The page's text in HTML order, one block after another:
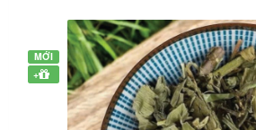
MỚI
+